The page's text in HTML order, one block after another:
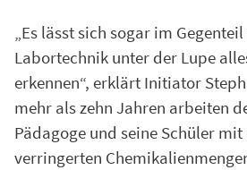
„Es lässt sich sogar im
Labortechnik unter der Lupe
erkennen“, erklärt Initiator
mehr als zehn Jahren arbeiten
Pädagoge und seine Schüler mit
verringerten